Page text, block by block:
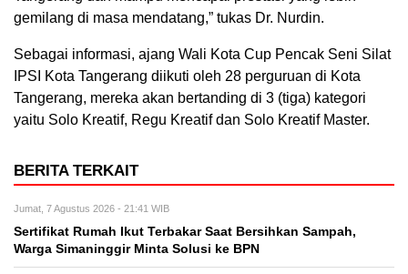
gemilang di masa mendatang,” tukas Dr. Nurdin.
Sebagai informasi, ajang Wali Kota Cup Pencak Seni Silat
IPSI Kota Tangerang diikuti oleh 28 perguruan di Kota
Tangerang, mereka akan bertanding di 3 (tiga) kategori
yaitu Solo Kreatif, Regu Kreatif dan Solo Kreatif Master.
BERITA TERKAIT
Jumat, 7 Agustus 2026 - 21:41 WIB
Sertifikat Rumah Ikut Terbakar Saat Bersihkan Sampah,
Warga Simaninggir Minta Solusi ke BPN